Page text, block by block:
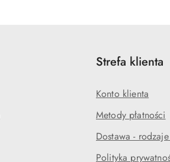
Strefa klienta
Konto klienta
Metody płatności
Dostawa -
Polityka